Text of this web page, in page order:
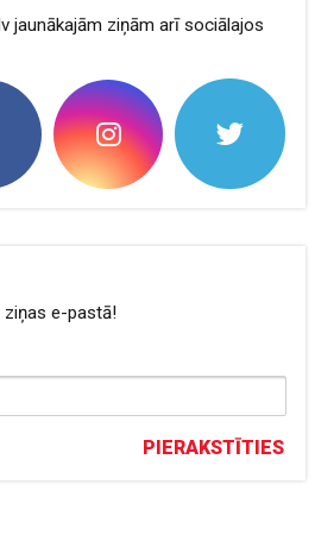
jaunākajām ziņām arī sociālajos
ziņas e-pastā!
PIERAKSTĪTIES